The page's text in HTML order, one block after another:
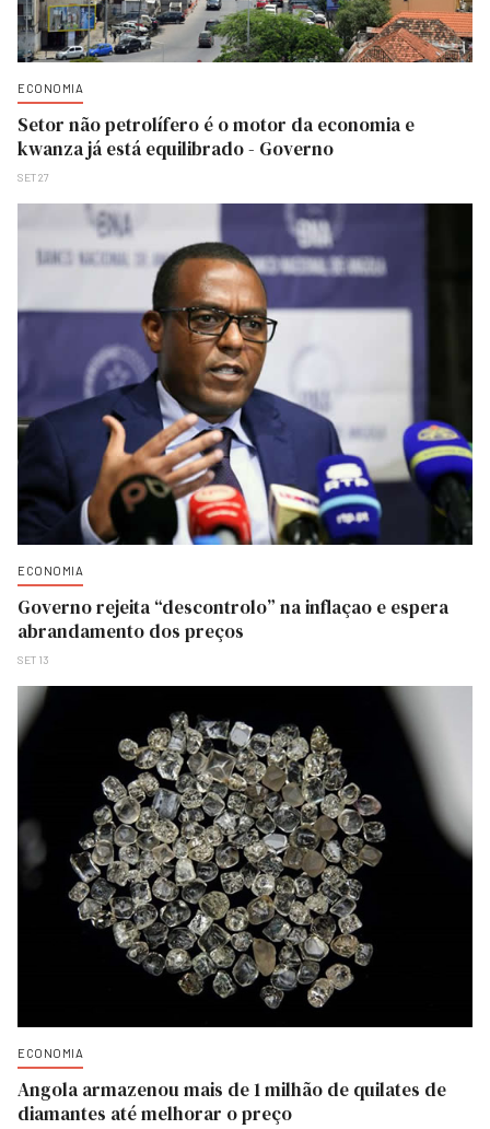
ECONOMIA
Setor não petrolífero é o motor da economia e
kwanza já está equilibrado - Governo
SET 27
ECONOMIA
Governo rejeita “descontrolo” na inflaçao e espera
abrandamento dos preços
SET 13
ECONOMIA
Angola armazenou mais de 1 milhão de quilates de
diamantes até melhorar o preço